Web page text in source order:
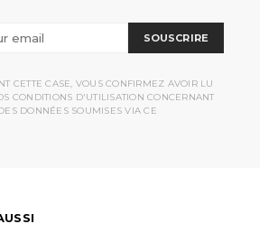
SOUSCRIRE
CETTE CASE, VOUS CONFIRMEZ AVOIR LU
CONDITIONS D'UTILISATION CONCERNANT
DONNÉES SOUMISES VIA CE